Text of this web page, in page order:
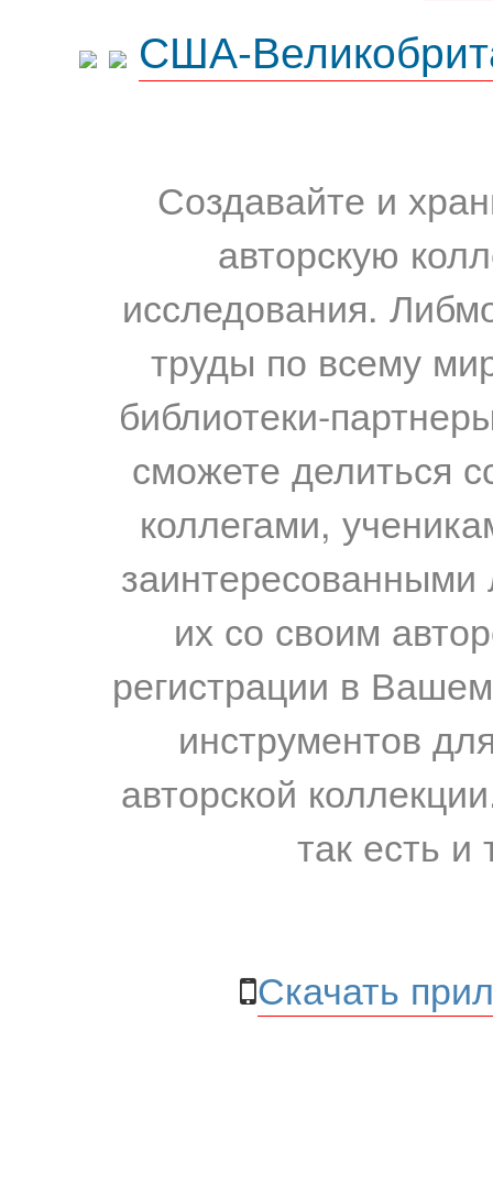
США-
Создавайте и
авторскую
исследования.
труды по всему
библиотеки-
сможете делиться
коллегами,
их со своим
регистрации в
инструментов
авторской
так есть и
Скачать